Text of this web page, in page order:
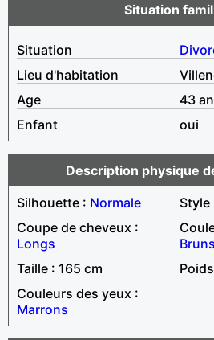
Situation
Situation
Lieu d'habitation
Age
43
Enfant
oui
Description physique
Silhouette : Normale Style
Coupe de cheveux :
Longs
Bruns
Taille : 165 cm
Couleurs des yeux :
Marrons